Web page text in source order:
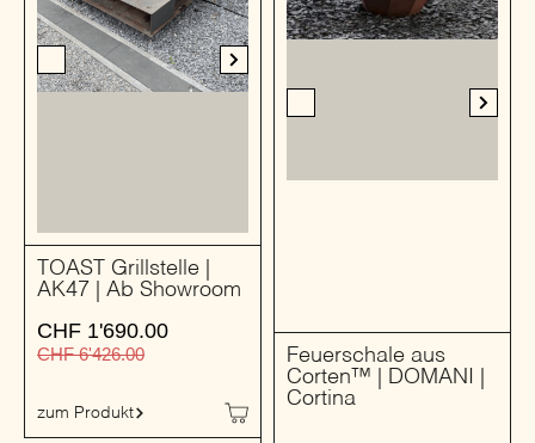
TOAST Grillstelle |
AK47 | Ab Showroom
CHF 1'690.00
CHF6'426.00
zum Produkt
Feuerschale aus
Corten™ | DOMANI |
Cortina